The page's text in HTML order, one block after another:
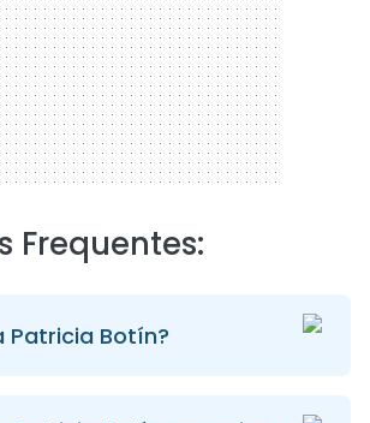
Frequentes:
Patricia Botín?